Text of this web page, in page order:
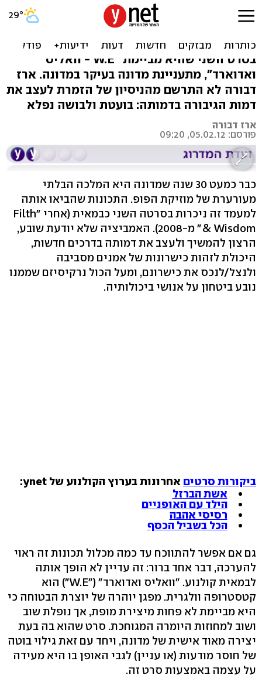
"W.E - וואליס ואדוארד":
מדונה, נערה יומרנית
בסרט השני שהיא מביימת "W.E - וואליס
ואדוארד", מתעניינת מדונה בעיקר במדונה. ארז
דבורה לא התרשם מהניסיון של הזמרת לעצב את
דמות הגיבורה בדמותה: בועטת ולבושה נפלא
ארז דבורה
פורסם: 05.02.12, 09:20
כבר כמעט 30 שנה שמדונה היא המלכה הבלתי
מעורערת של מוזיקת הפופ. התכונות שהביאו אותה
למעמד זה ניכרות בסרטה השני כבמאית (אחרי "Filth
& Wisdom" מ-2008). האמביציה שלא יודעת שובע,
הרצון להמשיך ולעצב את דמותה בדרכים חדשות,
היכולת לזהות כישרונות של אמנים מסביבה
ולנצל/לנכס את כישרונם, ומעל הכול נרקיסיזם שממנו
נובע ביטחון על אנושי ביכולותיה.
ביקורות סרטים אחרונות בערוץ הקולנוע של ynet:
אשת הברזל
הילד עם האופניים
רסיסי אהבה
הכל בשביל הכסף
גם אם אפשר להתווכח עד כמה מכלול תכונות זה ראוי
להערכה, דבר אחד ברור: זה עדיין לא הופך אותה
לבמאית קולנוע. "וואליס ואדוארד" ("W.E") הוא
קטסטרופה וולגרית. מפגן יוהרה של יוצרת הבטוחה כי
היא מביימת לא פחות מיצירת מופת, אך נופלת שוב
ושוב למחוזות היומרה המגוחכת. סרט שהוא בה בעת
יצירה מאוד אישית של מדונה, ויחד עם זאת גילוי בוטה
של חוסר מודעות (או עניין) לגבי האופן בו היא מעידה
על עצמה באמצעות סרט זה.